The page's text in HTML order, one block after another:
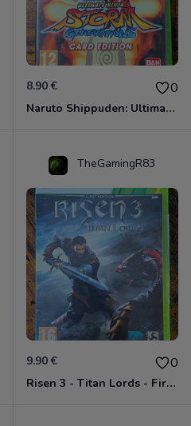
8.90 € 0
Naruto Shippuden: Ultimate Ninja Storm Generations - Card Edition Xbox 360
TheGamingR83
9.90 € 0
Risen 3 - Titan Lords - First Edition Xbox 360